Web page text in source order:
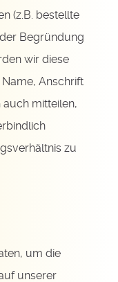
(z.B. bestellte
Begründung
wir diese
Name, Anschrift
mitteilen,
zu
um die
unserer